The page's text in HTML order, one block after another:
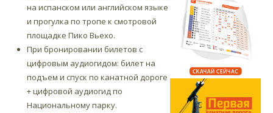
на испанском или английском языке
и прогулка по тропе к смотровой
площадке Пико Вьехо.
При бронировании билетов с
цифровым аудиогидом: билет на
подъем и спуск по канатной дороге
+ цифровой аудиогид по
Национальному парку.